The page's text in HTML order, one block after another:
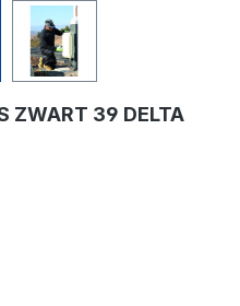
ZWART 39 DELTA